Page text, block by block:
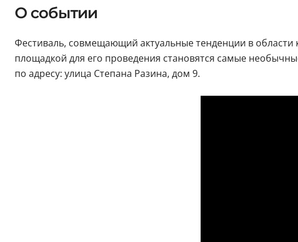
О событии
Фестиваль, совмещающий актуальные тенденции в области
площадкой для его проведения становятся самые
по адресу: улица Степана Разина, дом 9.